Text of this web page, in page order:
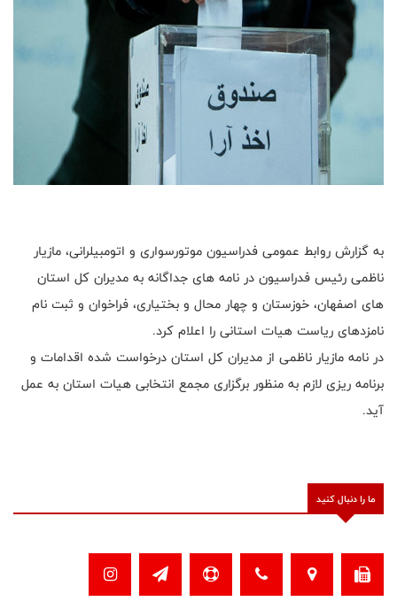
به گزارش روابط عمومی فدراسیون موتورسواری و اتومبیلرانی، مازیار
ناظمی رئیس فدراسیون در نامه های جداگانه به مدیران کل استان
های اصفهان، خوزستان و چهار محال و بختیاری، فراخوان و ثبت نام
نامزدهای ریاست هیات استانی را اعلام کرد.
در نامه مازیار ناظمی از مدیران کل استان درخواست شده اقدامات و
برنامه ریزی لازم به منظور برگزاری مجمع انتخابی هیات استان به عمل
آید.
ما را دنبال کنید